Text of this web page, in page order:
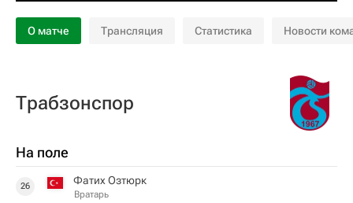
О матче Трансляция Статистика Новости
Трабзонспор
На поле
26 Фатих Озтюрк
Вратарь